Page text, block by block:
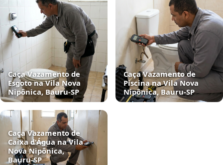
Caça Vazamento de
Esgoto na Vila Nova
Nipônica, Bauru‑SP
Caça Vazamento de
Piscina na Vila Nova
Nipônica, Bauru‑SP
Caça Vazamento de
Caixa d'Água na Vila
Nova Nipônica,
Bauru‑SP